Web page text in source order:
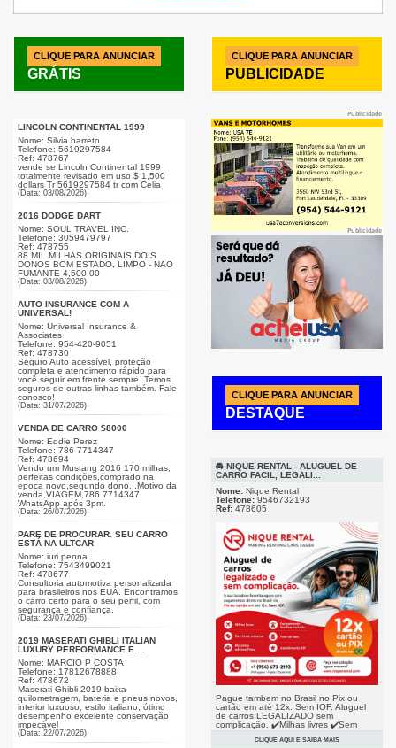
CLIQUE PARA ANUNCIAR
GRÁTIS
LINCOLN CONTINENTAL 1999
Nome: Silvia barreto
Telefone: 5619297584
Ref: 478767
vende se Lincoln Continental 1999
totalmente revisado em uso $ 1,500
dollars Tr 5619297584 tr com Celia
(Data: 03/08/2026)
2016 DODGE DART
Nome: SOUL TRAVEL INC.
Telefone: 3059479797
Ref: 478755
88 MIL MILHAS ORIGINAIS DOIS
DONOS BOM ESTADO, LIMPO - NAO
FUMANTE 4,500.00
(Data: 03/08/2026)
AUTO INSURANCE COM A
UNIVERSAL!
Nome: Universal Insurance &
Associates
Telefone: 954-420-9051
Ref: 478730
Seguro Auto acessível, proteção
completa e atendimento rápido para
você seguir em frente sempre. Temos
seguros de outras linhas também. Fale
conosco!
(Data: 31/07/2026)
VENDA DE CARRO $8000
Nome: Eddie Perez
Telefone: 786 7714347
Ref: 478694
Vendo um Mustang 2016 170 milhas,
perfeitas condições,comprado na
epoca novo,segundo dono...Motivo da
venda,VIAGEM,786 7714347
WhatsApp após 3pm.
(Data: 26/07/2026)
PARE DE PROCURAR. SEU CARRO
ESTÁ NA ULTCAR
Nome: iuri penna
Telefone: 7543499021
Ref: 478677
Consultoria automotiva personalizada
para brasileiros nos EUA. Encontramos
o carro certo para o seu perfil, com
segurança e confiança.
(Data: 23/07/2026)
2019 MASERATI GHIBLI ITALIAN
LUXURY PERFORMANCE E ...
Nome: MARCIO P COSTA
Telefone: 17812678888
Ref: 478672
Maserati Ghibli 2019 baixa
quilometragem, bateria e pneus novos,
interior luxuoso, estilo italiano, ótimo
desempenho excelente conservação
impecável
(Data: 22/07/2026)
CLIQUE PARA ANUNCIAR
PUBLICIDADE
Publicidade
Publicidade
CLIQUE PARA ANUNCIAR
DESTAQUE
🚘 NIQUE RENTAL - ALUGUEL DE
CARRO FACIL, LEGALI...
Nome: Nique Rental
Telefone: 9546732193
Ref: 478605
Pague tambem no Brasil no Pix ou
cartão em até 12x. Sem IOF. Aluguel
de carros LEGALIZADO sem
complicação. ✔️Milhas livres ✔️Sem
free ✔️Equipamento SunPass incluído
CLIQUE AQUI E SAIBA MAIS